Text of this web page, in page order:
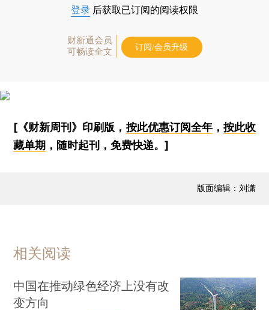
登录 后获取已订阅的阅读权限
财新通会员
可畅读全文
订阅/会员升级
[《财新周刊》印刷版， 按此优惠订阅全年， 按此收
藏单期 ，随时起刊，免费快递。]
版面编辑：刘潇
相关阅读
中国在推动绿色经济上没有改
变方向